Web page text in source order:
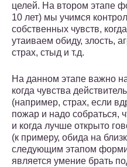
целей. На втором этапе
10 лет) мы учимся
собственных чувств,
утаиваем обиду, злость,
страх, стыд и т.д.
На данном этапе важно
когда чувства
(например, страх, если
пожар и надо собраться,
и когда лучше открыто
(к примеру, обида на
следующим этапом
является умение брать